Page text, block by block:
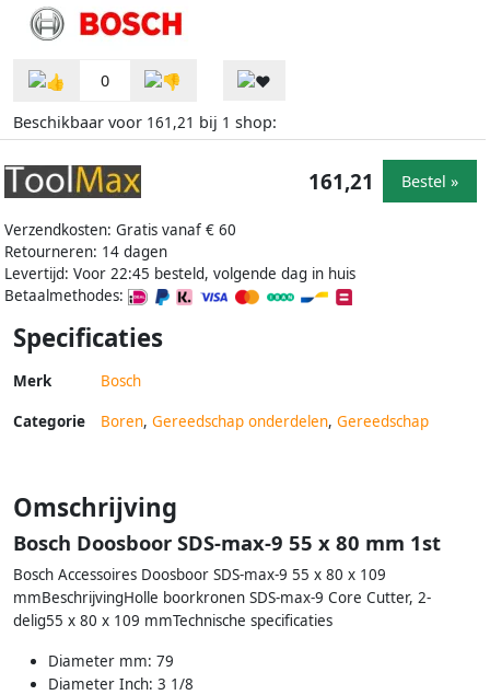
0
Beschikbaar voor 161,21 bij 1 shop:
Verzendkosten: Gratis vanaf € 60
Retourneren: 14 dagen
Levertijd: Voor 22:45 besteld, volgende dag in huis
Betaalmethodes:
161,21 Bestel »
Specificaties
Merk Bosch
Categorie Boren, Gereedschap onderdelen, Gereedschap
Omschrijving
Bosch Doosboor SDS-max-9 55 x 80 mm 1st
Bosch Accessoires Doosboor SDS-max-9 55 x 80 x 109
mmBeschrijvingHolle boorkronen SDS-max-9 Core Cutter, 2-
delig55 x 80 x 109 mmTechnische specificaties
Diameter mm: 79
Diameter Inch: 3 1/8